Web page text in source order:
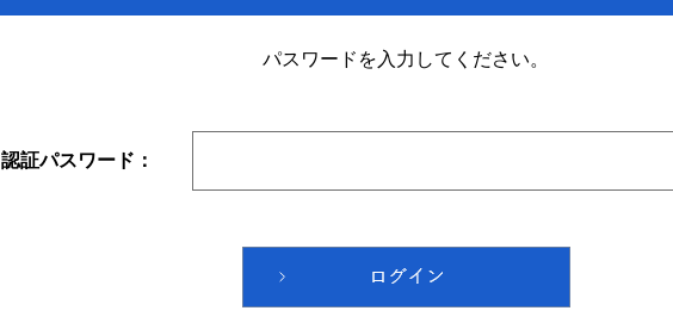
パスワードを入力してください。
認証パスワード：